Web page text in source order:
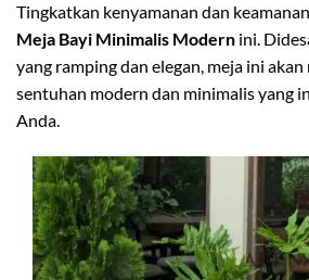
Tingkatkan kenyamanan dan
Meja Bayi Minimalis Modern ini.
yang ramping dan elegan, meja ini
sentuhan modern dan minimalis yang
Anda.